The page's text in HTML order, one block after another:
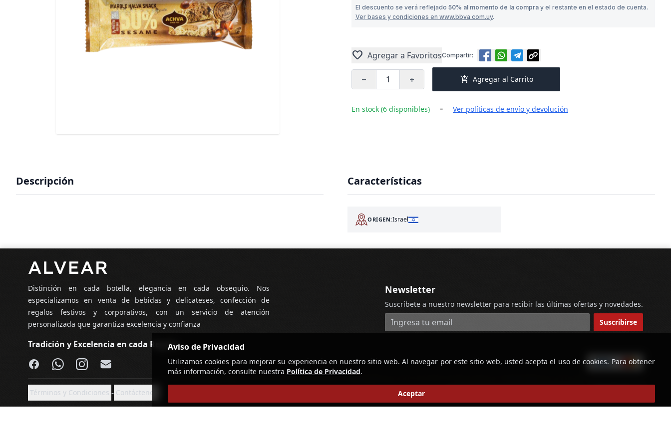
El descuento se verá reflejado 50% al momento de la compra y el restante en el estado de cuenta.
Ver bases y condiciones en www.bbva.com.uy.
Compartir:
favorite Agregar a Favoritos
remove add add_shopping_cart Agregar al Carrito
En stock (6 disponibles) - Ver políticas de envío y devolución
Descripción Características
ORIGEN:Israel
Aviso de Privacidad
Utilizamos cookies para mejorar su experiencia en nuestro sitio web. Al navegar por este sitio web, usted acepta el uso de cookies. Para obtener
más información, consulte nuestra Política de Privacidad.
Aceptar
Distinción en cada botella, elegancia en cada obsequio. Nos
especializamos en venta de bebidas y delicateses, confección de
regalos festivos y corporativos, con un servicio de atención
personalizada que garantiza excelencia y confianza
Tradición y Excelencia en cada Regalo
Facebook
WhatsApp
Instagram
Email
Newsletter
Suscríbete a nuestro newsletter para recibir las últimas ofertas y novedades.
Dirección de correo electrónico Suscribirse
Términos y Condiciones - Contáctenos